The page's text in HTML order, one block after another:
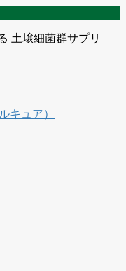
土壌細菌群サプリ